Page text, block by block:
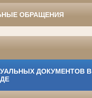
ОБРАЩЕНИЯ
ДОКУМЕНТОВ В